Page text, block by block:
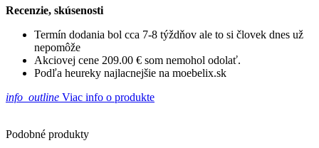
Recenzie, skúsenosti
Termín dodania bol cca 7-8 týždňov ale to si človek dnes už
nepomôže
Akciovej cene 209.00 € som nemohol odolať.
Podľa heureky najlacnejšie na moebelix.sk
info_outline Viac info o produkte
Podobné produkty